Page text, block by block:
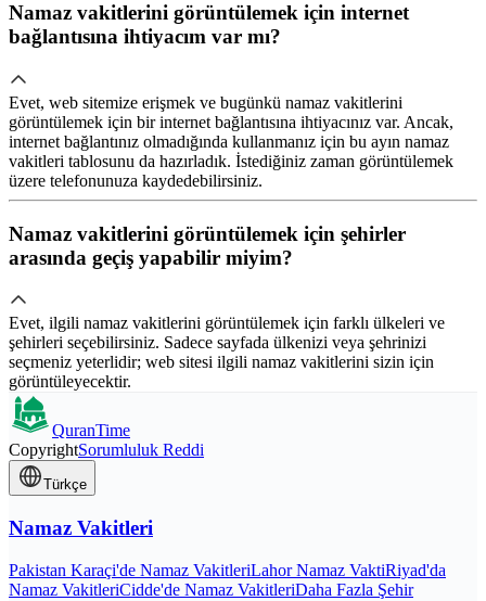
Namaz vakitlerini görüntülemek için internet
bağlantısına ihtiyacım var mı?
Evet, web sitemize erişmek ve bugünkü namaz vakitlerini
görüntülemek için bir internet bağlantısına ihtiyacınız var. Ancak,
internet bağlantınız olmadığında kullanmanız için bu ayın namaz
vakitleri tablosunu da hazırladık. İstediğiniz zaman görüntülemek
üzere telefonunuza kaydedebilirsiniz.
Namaz vakitlerini görüntülemek için şehirler
arasında geçiş yapabilir miyim?
Evet, ilgili namaz vakitlerini görüntülemek için farklı ülkeleri ve
şehirleri seçebilirsiniz. Sadece sayfada ülkenizi veya şehrinizi
seçmeniz yeterlidir; web sitesi ilgili namaz vakitlerini sizin için
görüntüleyecektir.
QuranTime
CopyrightSorumluluk Reddi
Türkçe
Namaz Vakitleri
Pakistan Karaçi'de Namaz VakitleriLahor Namaz VaktiRiyad'da
Namaz VakitleriCidde'de Namaz VakitleriDaha Fazla Şehir